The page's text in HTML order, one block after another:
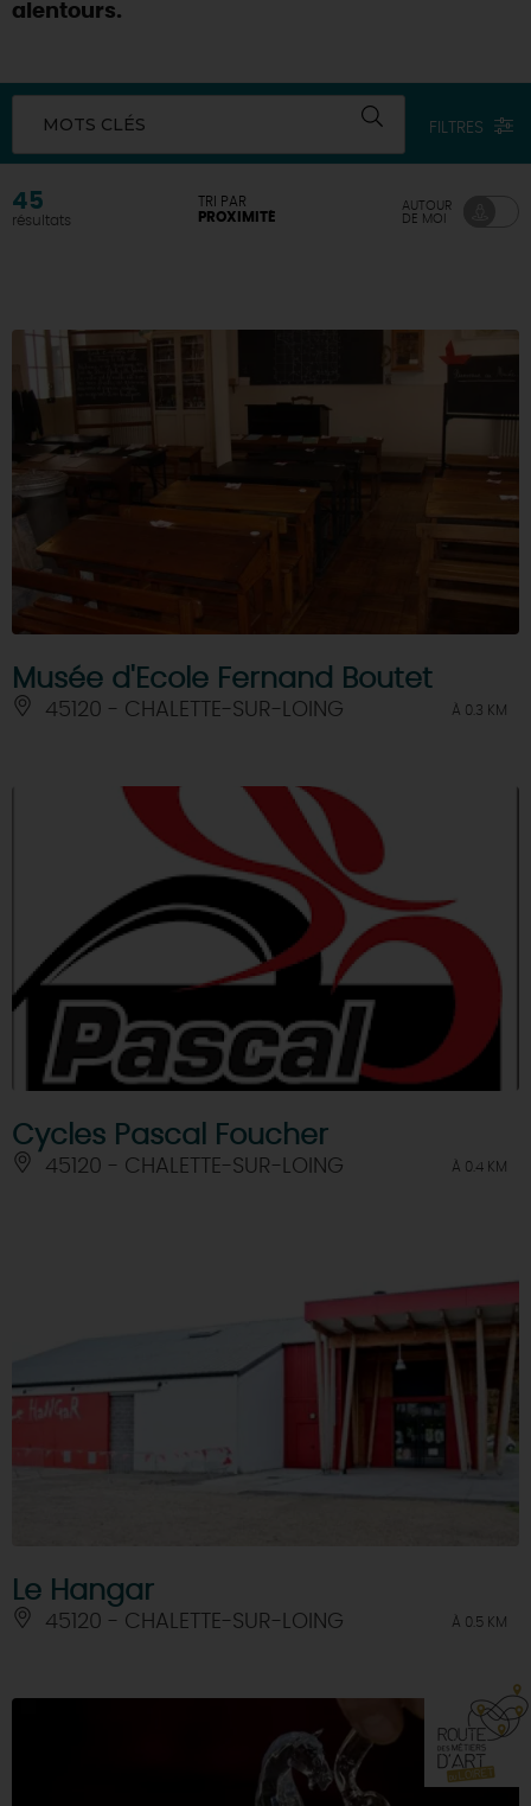
alentours.
MOTS CLÉS FILTRES
45
résultats
TRI PAR
PROXIMITÉ
AUTOUR
DE MOI
Musée d'Ecole Fernand Boutet
45120 - CHALETTE-SUR-LOING À 0.3 KM
Cycles Pascal Foucher
45120 - CHALETTE-SUR-LOING À 0.4 KM
Le Hangar
45120 - CHALETTE-SUR-LOING À 0.5 KM